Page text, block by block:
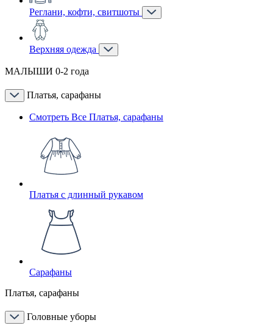
Реглани, кофти, свитшоты
Верхняя одежда
МАЛЫШИ 0-2 года
Платья, сарафаны
Смотреть Все Платья, сарафаны
Платья с длинный рукавом
Сарафаны
Платья, сарафаны
Головные уборы